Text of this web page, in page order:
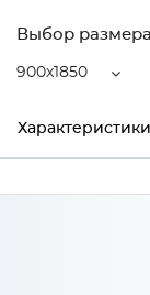
Выбор размера
900x1850
Характеристики
Ширина